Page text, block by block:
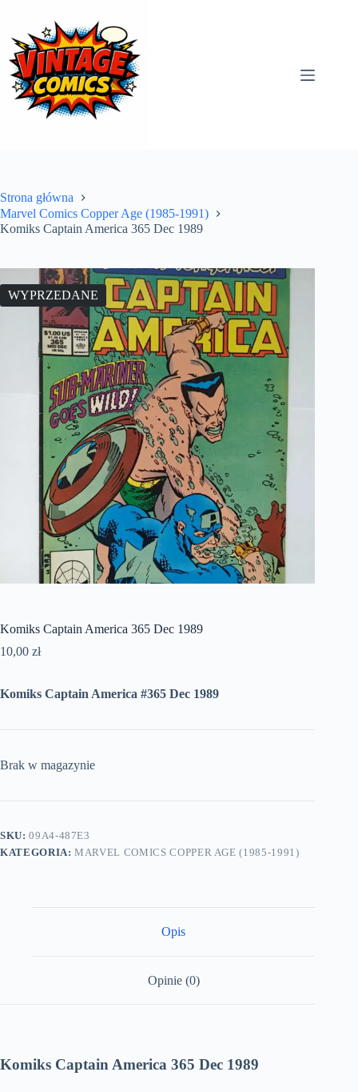
treści
Strona główna
Marvel Comics Copper Age (1985-1991)
Komiks Captain America 365 Dec 1989
WYPRZEDANE
Komiks Captain America 365 Dec 1989
10,00 zł
Komiks Captain America #365 Dec 1989
Brak w magazynie
SKU:09A4-487E3
KATEGORIA:MARVEL COMICS COPPER AGE (1985-1991)
Opis
Opinie (0)
Komiks Captain America 365 Dec 1989